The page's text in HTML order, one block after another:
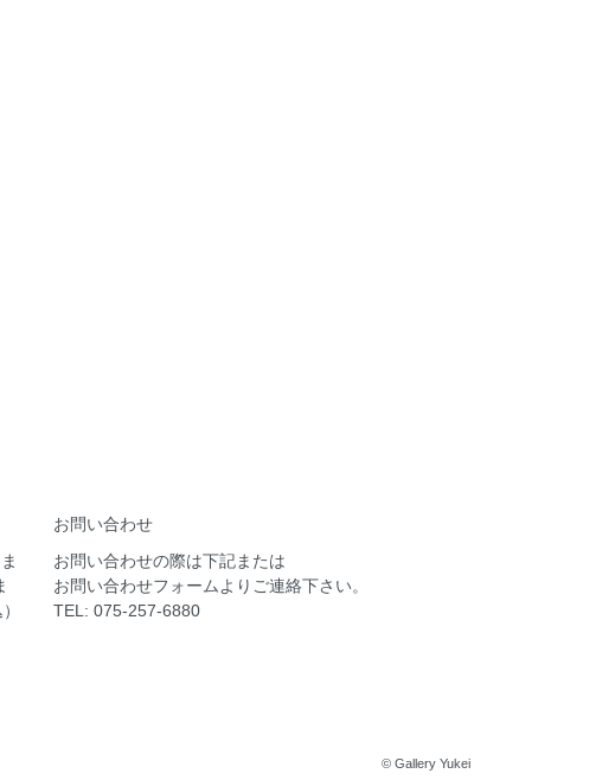
お問い合わせ
お問い合わせの際は下記または
お問い合わせフォーム よりご連絡下さい。
TEL: 075-257-6880
© Gallery Yukei